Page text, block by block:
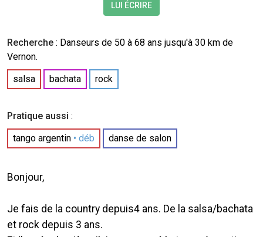
LUI ÉCRIRE
Recherche : Danseurs de 50 à 68 ans jusqu'à 30 km de
Vernon.
salsa
bachata rock
Pratique aussi :
tango argentin • déb danse de salon
Bonjour,
Je fais de la country depuis4 ans. De la salsa/bachata
et rock depuis 3 ans.